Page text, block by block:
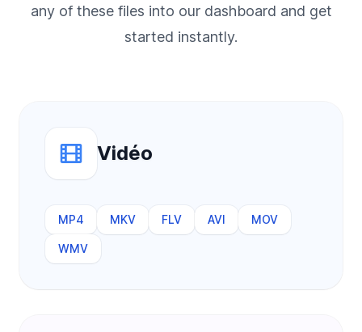
any of these files into our dashboard and get
started instantly.
Vidéo
MP4 MKV FLV AVI MOV
WMV